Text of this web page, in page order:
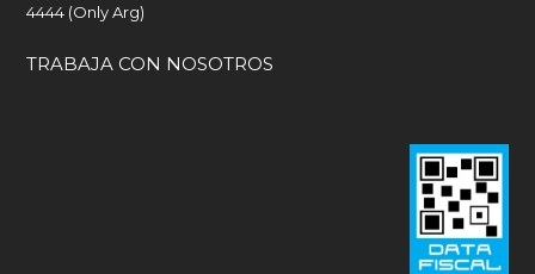
4444 (Only Arg)
TRABAJA CON NOSOTROS